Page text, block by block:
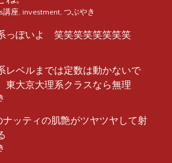
講座 investment つぶやき
っぽいよ 笑笑笑笑笑笑笑笑
レベルまでは定数は動かないで
東大京大理系クラスなら無理
ナッティの肌艶がツヤツヤして射